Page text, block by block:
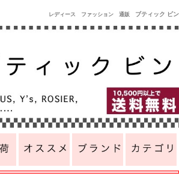
レディース ファッション 通販 ブティック ビン